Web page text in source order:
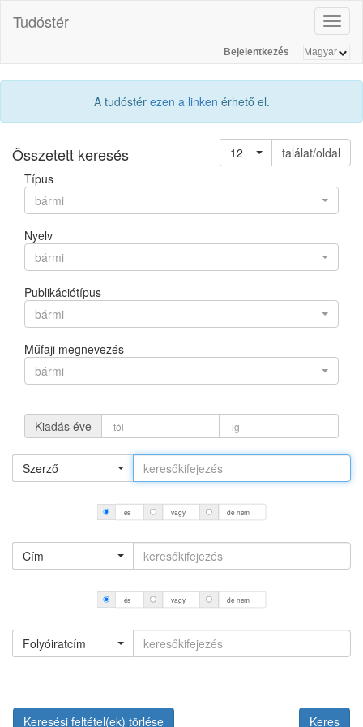
Tudóstér
Bejelentkezés
A tudóstér ezen a linken érhető el.
Összetett keresés 12
találat/oldal
Típus
bármi
Nyelv
bármi
Publikációtípus
bármi
Műfaji megnevezés
bármi
Kiadás éve
Szerző
és vagy de nem
Cím
és vagy de nem
Folyóiratcím
Keresési feltétel(ek) törlése